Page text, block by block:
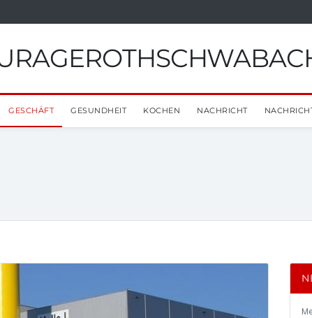
GESCHÄFT GESUNDHEIT KOCHEN NACHRICHT